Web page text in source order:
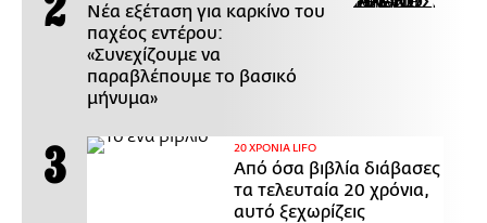
Νέα εξέταση για καρκίνο του
παχέος εντέρου:
«Συνεχίζουμε να
παραβλέπουμε το βασικό
μήνυμα»
20 ΧΡΟΝΙΑ LIFO
Από όσα βιβλία διάβασες
τα τελευταία 20 χρόνια,
αυτό ξεχωρίζεις